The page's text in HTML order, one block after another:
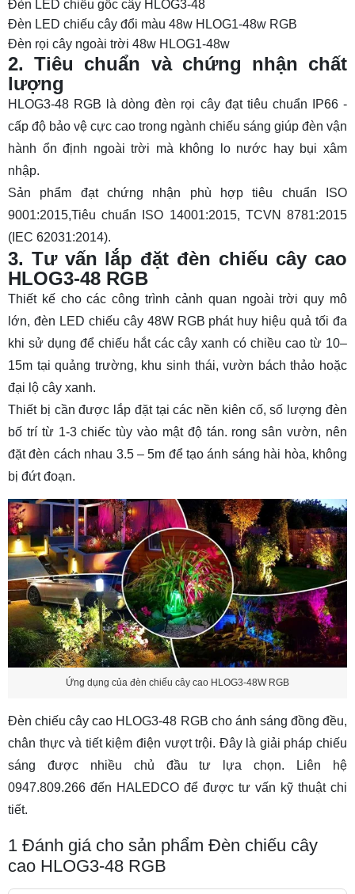
Đèn LED chiếu gốc cây HLOG3-48
Đèn LED chiếu cây đổi màu 48w HLOG1-48w RGB
Đèn rọi cây ngoài trời 48w HLOG1-48w
2. Tiêu chuẩn và chứng nhận chất
lượng
HLOG3-48 RGB là dòngđèn rọi câyđạt tiêu chuẩn IP66 -
cấp độ bảo vệ cực cao trong ngành chiếu sáng giúp đèn vận
hành ổn định ngoài trời mà không lo nước hay bụi xâm
nhập.
Sản phẩm đạt chứng nhận phù hợp tiêu chuẩn ISO
9001:2015,Tiêu chuẩn ISO 14001:2015, TCVN 8781:2015
(IEC 62031:2014).
3. Tư vấn lắp đặt đèn chiếu cây cao
HLOG3-48 RGB
Thiết kế cho các công trình cảnh quan ngoài trời quy mô
lớn, đèn LED chiếu cây 48W RGB phát huy hiệu quả tối đa
khi sử dụng để chiếu hắt các cây xanh có chiều cao từ 10–
15m tại quảng trường, khu sinh thái, vườn bách thảo hoặc
đại lộ cây xanh.
Thiết bị cần được lắp đặt tại các nền kiên cố, số lượng đèn
bố trí từ 1-3 chiếc tùy vào mật độ tán. rong sân vườn, nên
đặt đèn cách nhau 3.5 – 5m để tạo ánh sáng hài hòa, không
bị đứt đoạn.
Ứng dụng của đèn chiếu cây cao HLOG3-48W RGB
Đèn chiếu cây cao HLOG3-48 RGB cho ánh sáng đồng đều,
chân thực và tiết kiệm điện vượt trội. Đây là giải pháp chiếu
sáng được nhiều chủ đầu tư lựa chọn. Liên hệ
0947.809.266 đến HALEDCO để được tư vấn kỹ thuật chi
tiết.
1 Đánh giá cho sản phẩm Đèn chiếu cây
cao HLOG3-48 RGB